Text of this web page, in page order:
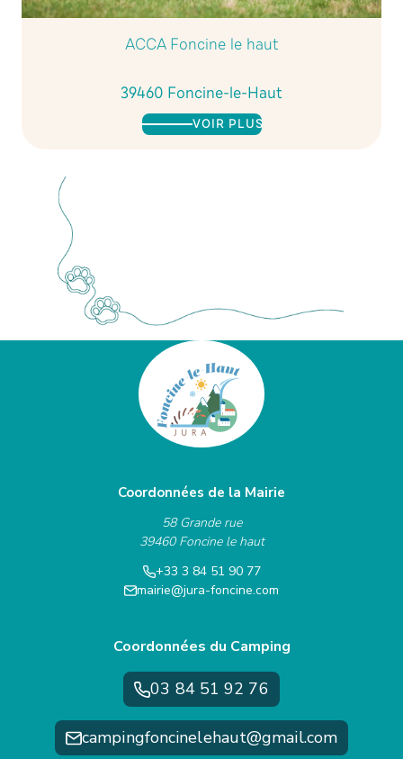
ACCA Foncine le haut
39460 Foncine-le-Haut
VOIR PLUS
Coordonnées de la Mairie
58 Grande rue
39460 Foncine le haut
+33 3 84 51 90 77
mairie@jura-foncine.com
Coordonnées du Camping
03 84 51 92 76
campingfoncinelehaut@gmail.com